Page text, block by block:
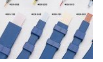
50,45 złwiele
Opcje
można